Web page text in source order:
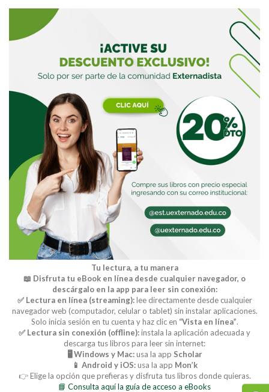
Buscar
Tu lectura, a tu manera
📖 Disfruta tu eBook en línea desde cualquier navegador, o
descárgalo en la app para leer sin conexión:
✅ Lectura en línea (streaming):lee directamente desde cualquier
navegador web (computador, celular o tablet) sin instalar aplicaciones.
Solo inicia sesión en tu cuenta y haz clic en “Vista en línea”.
✅ Lectura sin conexión (offline):instala la aplicación adecuada y
descarga tus libros para leer sin internet:
🖥️ Windows y Mac:usa la app Scholar
📱 Android y iOS:usa la app Mon’k
👉 Elige la opción que prefieras y disfruta tus libros donde quieras.
📘 Consulta aquí la guía de acceso a eBooks